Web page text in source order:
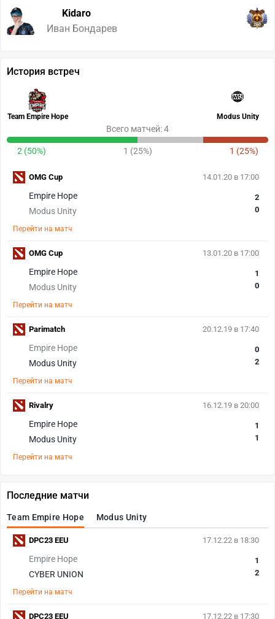
Kidaro
Иван Бондарев
260
История встреч
Team Empire Hope Modus Unity
Всего матчей: 4
2 (50%) 1 (25%) 1 (25%)
14.01.20 в 17:00
Empire Hope
Modus Unity
2
0
Перейти на матч
OMG Cup
13.01.20 в 17:00
Empire Hope
Modus Unity
1
0
Перейти на матч
OMG Cup
20.12.19 в 17:40
Empire Hope
Modus Unity
0
2
Перейти на матч
Parimatch
16.12.19 в 20:00
Empire Hope
Modus Unity
1
1
Перейти на матч
Rivalry
Последние матчи
Team Empire Hope Modus Unity
17.12.22 в 18:30
Empire Hope
CYBER UNION
1
2
Перейти на матч
DPC23 EEU
17.12.22 в 17:30
DPC23 EEU